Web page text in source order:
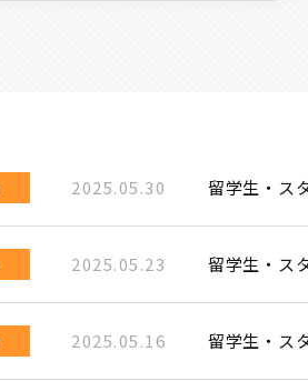
2025.05.30 留学生・ス
2025.05.23 留学生・ス
2025.05.16 留学生・ス